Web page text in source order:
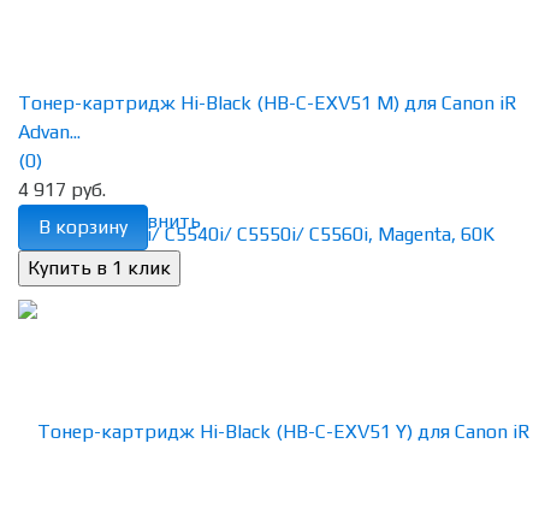
избранное сравнить
Тонер-картридж Hi-Black (HB-C-EXV51 M) для Canon iR
Advan...
(0)
4 917 руб.
В корзину